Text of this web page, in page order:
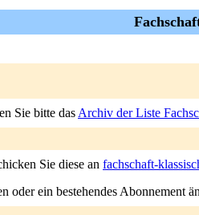
Sie bitte das Archiv der Liste
Sie diese an fachschaft-
oder ein bestehendes Abonnement